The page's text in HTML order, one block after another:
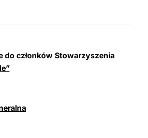
do członków Stowarzyszenia